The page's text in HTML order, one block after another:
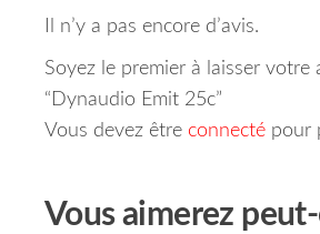
Il n’y a pas encore d’avis.
Soyez le premier à laisser votre
“Dynaudio Emit 25c”
Vous devez être connecté pour
Vous aimerez